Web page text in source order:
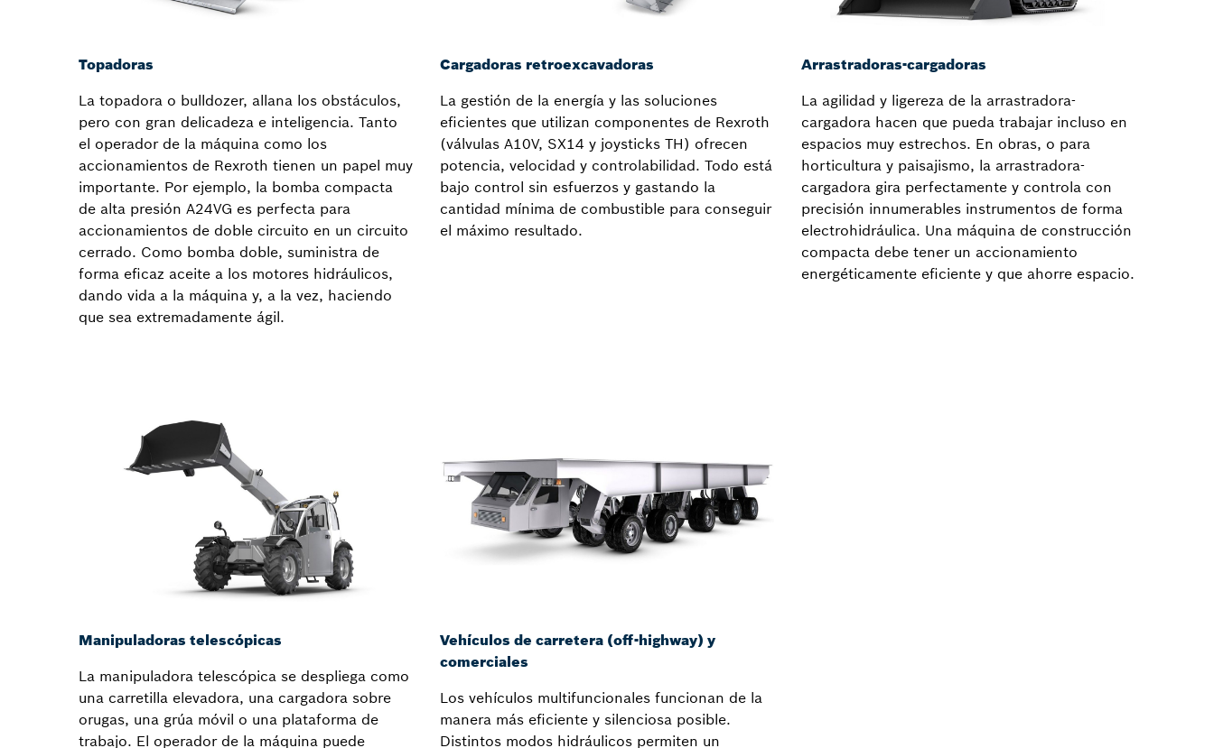
Topadoras
La topadora o bulldozer, allana los obstáculos,
pero con gran delicadeza e inteligencia. Tanto
el operador de la máquina como los
accionamientos de Rexroth tienen un papel muy
importante. Por ejemplo, la bomba compacta
de alta presión A24VG es perfecta para
accionamientos de doble circuito en un circuito
cerrado. Como bomba doble, suministra de
forma eficaz aceite a los motores hidráulicos,
dando vida a la máquina y, a la vez, haciendo
que sea extremadamente ágil.
Cargadoras retroexcavadoras
La gestión de la energía y las soluciones
eficientes que utilizan componentes de Rexroth
(válvulas A10V, SX14 y joysticks TH) ofrecen
potencia, velocidad y controlabilidad. Todo está
bajo control sin esfuerzos y gastando la
cantidad mínima de combustible para conseguir
el máximo resultado.
Arrastradoras-cargadoras
La agilidad y ligereza de la arrastradora-
cargadora hacen que pueda trabajar incluso en
espacios muy estrechos. En obras, o para
horticultura y paisajismo, la arrastradora-
cargadora gira perfectamente y controla con
precisión innumerables instrumentos de forma
electrohidráulica. Una máquina de construcción
compacta debe tener un accionamiento
energéticamente eficiente y que ahorre espacio.
Manipuladoras telescópicas
La manipuladora telescópica se despliega como
una carretilla elevadora, una cargadora sobre
orugas, una grúa móvil o una plataforma de
trabajo. El operador de la máquina puede
Vehículos de carretera (off-highway) y
comerciales
Los vehículos multifuncionales funcionan de la
manera más eficiente y silenciosa posible.
Distintos modos hidráulicos permiten un